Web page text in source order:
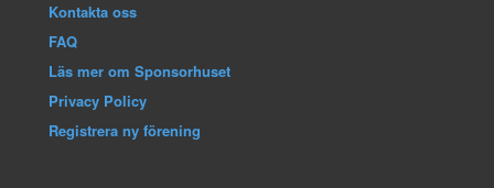
Kontakta oss
FAQ
Läs mer om Sponsorhuset
Privacy Policy
Registrera ny förening